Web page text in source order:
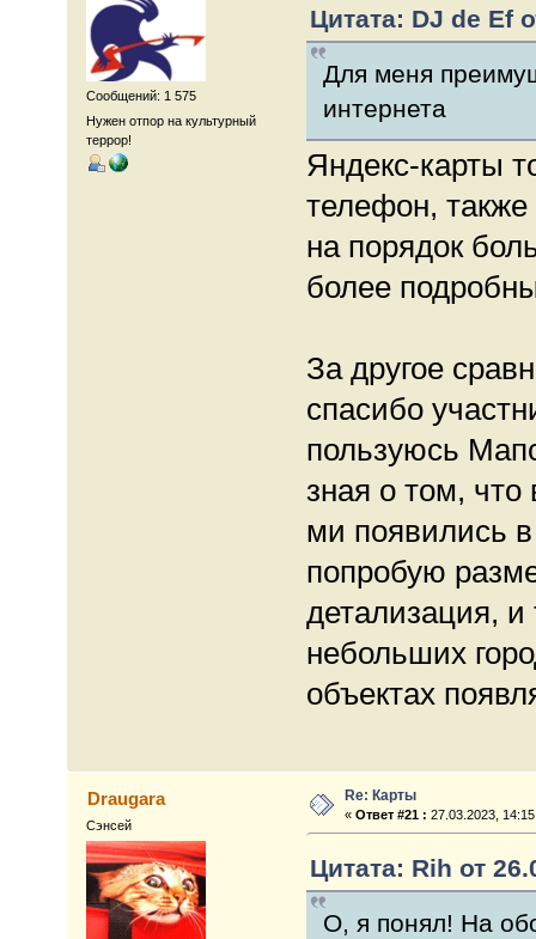
Сообщений: 1 575
Нужен отпор на культурный
террор!
Цитата: DJ de Ef
Для меня
интернета
Яндекс-карты
телефон,
на порядок
более
За другое
спасибо
пользуюсь
зная о том, что
ми появились
попробую
детализация,
небольших
объектах
Draugara
Сэнсей
Re: Карты
«Ответ #21 : 27.03.2023,
Цитата: Rih от
О, я понял! На